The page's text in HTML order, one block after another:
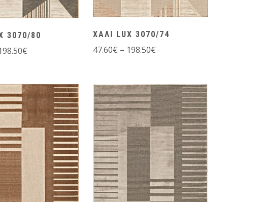
3070/80
€
ΧΑΛΙ LUX 3070/74
47.60€ – 198.50€